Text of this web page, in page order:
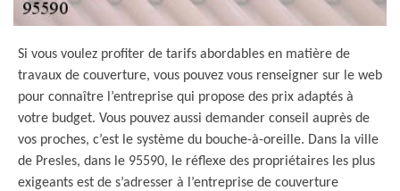
Si vous voulez profiter de tarifs abordables en matière de
travaux de couverture, vous pouvez vous renseigner sur le web
pour connaître l’entreprise qui propose des prix adaptés à
votre budget. Vous pouvez aussi demander conseil auprès de
vos proches, c’est le système du bouche-à-oreille. Dans la ville
de Presles, dans le 95590, le réflexe des propriétaires les plus
exigeants est de s’adresser à l’entreprise de couverture